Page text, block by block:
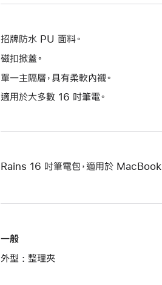
招牌防水 PU 面料。
磁扣掀蓋。
單一主隔層，具有柔軟內襯。
適用於大多數 16 吋筆電。
Rains 16 吋筆電包，適用於 MacBook
一般
外型 : 整理夾